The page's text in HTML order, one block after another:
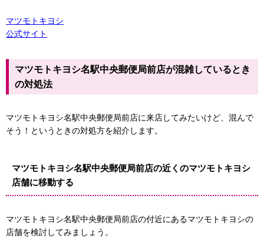
マツモトキヨシ
公式サイト
マツモトキヨシ名駅中央郵便局前店が混雑しているとき
の対処法
マツモトキヨシ名駅中央郵便局前店に来店してみたいけど、混んで
そう！というときの対処方を紹介します。
マツモトキヨシ名駅中央郵便局前店の近くのマツモトキヨシ
店舗に移動する
マツモトキヨシ名駅中央郵便局前店の付近にあるマツモトキヨシの
店舗を検討してみましょう。